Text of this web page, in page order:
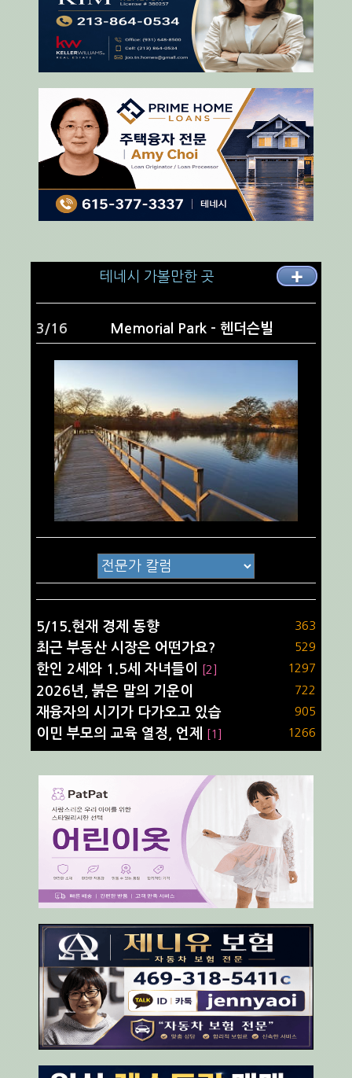
테네시 가볼만한 곳 ✚
4/16 Radnor Lake
5/15.현재 경제 동향 363
최근 부동산 시장은 어떤가요? 529
한인 2세와 1.5세 자녀들이 [2] 1297
2026년, 붉은 말의 기운이 722
재융자의 시기가 다가오고 있습 905
이민 부모의 교육 열정, 언제 [1] 1266